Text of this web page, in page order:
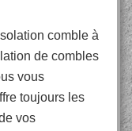
comble à
de combles
vous
toujours les
vos